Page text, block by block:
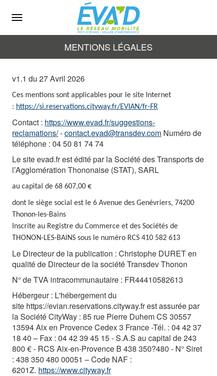
Menu
MENTIONS LÉGALES
v1.1 du 27 Avril 2026
Ces mentions sont applicables pour le site Internet
: https://si.reservations.cityway.fr/EVIAN/fr-FR
Contact : https://www.evad.fr/suggestions-
reclamations/-contact.evad@transdev.com Numéro de
téléphone : 04 50 81 74 74
Le site evad.fr est édité par la Société des Transports de
l’Agglomération Thononaise (STAT), SARL
au capital de 68 607,00 €
dont le siège social est le 6 Avenue des Genévriers, 74200
Thonon-les-Bains
Inscrite au Registre du Commerce et des Sociétés de
THONON-LES-BAINS sous le numéro RCS 410 582 613
Le Directeur de la publication : Christophe DURET en
qualité de Directeur de la société Transdev Thonon
N° de TVA intracommunautaire : FR44410582613
Hébergeur : L'hébergement du
site https://evian.reservations.cityway.frest assurée par
la Société CityWay : 85 rue Pierre Duhem CS 30557
13594 Aix en Provence Cedex 3 France -Tél. : 04 42 37
18 40 – Fax : 04 42 39 45 15 - S.A.S au capital de 243
800 € - RCS Aix-en-Provence B 438 350?480 - N° Siret
: 438 350 480 00051 – Code NAF :
6201Z. https://www.cityway.fr